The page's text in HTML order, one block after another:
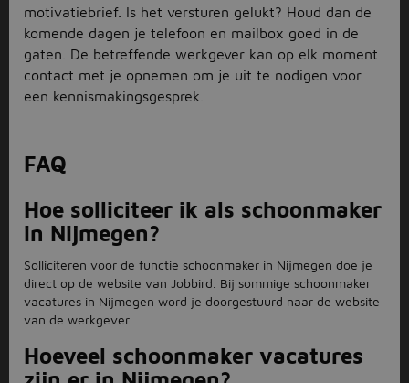
motivatiebrief. Is het versturen gelukt? Houd dan de
komende dagen je telefoon en mailbox goed in de
gaten. De betreffende werkgever kan op elk moment
contact met je opnemen om je uit te nodigen voor
een kennismakingsgesprek.
FAQ
Hoe solliciteer ik als schoonmaker
in Nijmegen?
Solliciteren voor de functie schoonmaker in Nijmegen doe je
direct op de website van Jobbird. Bij sommige schoonmaker
vacatures in Nijmegen word je doorgestuurd naar de website
van de werkgever.
Hoeveel schoonmaker vacatures